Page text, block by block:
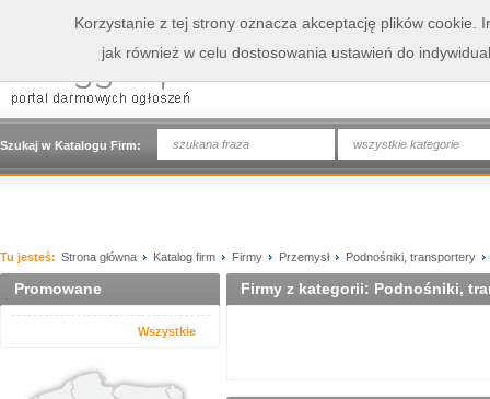
Szukaj w Katalogu Firm: wszystkie kategorie
Tu jesteś: Strona główna Katalog firm Firmy Przemysł Podnośniki, transportery
Promowane
Wszystkie
Firmy z kategorii: Podnośniki,
Korzystanie z tej strony oznacza akceptację plików cookie.
jak również w celu dostosowania ustawień do